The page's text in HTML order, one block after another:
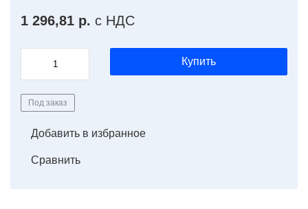
1 296,81 р. с НДС
Купить
Под заказ
Добавить в избранное
Сравнить